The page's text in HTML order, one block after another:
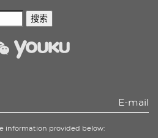
information provided below: